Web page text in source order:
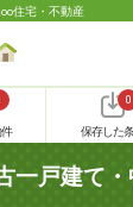
住宅・不動産
0
保存した
一戸建て